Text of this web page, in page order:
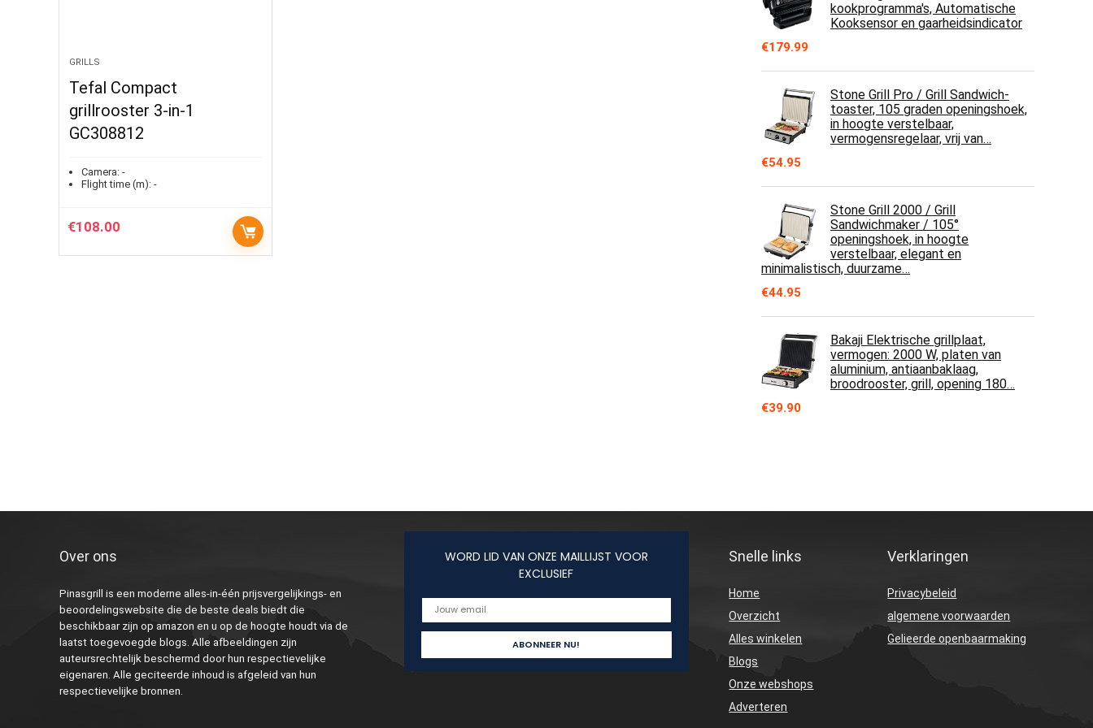
GRILLS
Tefal Compact
grillrooster 3-in-1
GC308812
Camera: -
Flight time (m): -
€108.00
kookprogramma's, Automatische
Kooksensor en gaarheidsindicator
€179.99
Stone Grill Pro / Grill Sandwich-
toaster, 105 graden openingshoek,
in hoogte verstelbaar,
vermogensregelaar, vrij van…
€54.95
Stone Grill 2000 / Grill
Sandwichmaker / 105°
openingshoek, in hoogte
verstelbaar, elegant en
minimalistisch, duurzame…
€44.95
Bakaji Elektrische grillplaat,
vermogen: 2000 W, platen van
aluminium, antiaanbaklaag,
broodrooster, grill, opening 180…
€39.90
Over ons
Pinasgrill is een moderne alles-in-één prijsvergelijkings- en
beoordelingswebsite die de beste deals biedt die
beschikbaar zijn op amazon en u op de hoogte houdt via de
laatst toegevoegde blogs. Alle afbeeldingen zijn
auteursrechtelijk beschermd door hun respectievelijke
eigenaren. Alle geciteerde inhoud is afgeleid van hun
respectievelijke bronnen.
WORD LID VAN ONZE MAILLIJST VOOR
EXCLUSIEF
Snelle links
Home
Overzicht
Alles winkelen
Blogs
Onze webshops
Adverteren
Verklaringen
Privacybeleid
algemene voorwaarden
Gelieerde openbaarmaking